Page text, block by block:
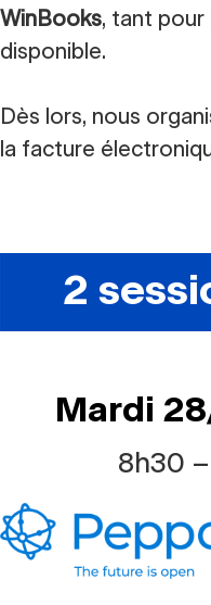
WinBooks, tant pour
disponible.
Dès lors, nous
la facture
2
Mardi
8h30